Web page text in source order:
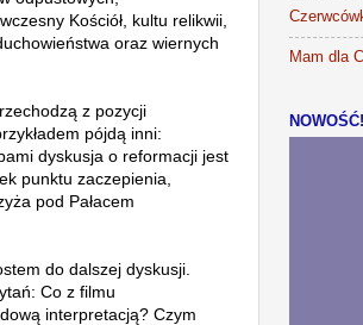
Kościół, kultu relikwii,
oraz wiernych
z pozycji
pójdą inni:
dyskusja o reformacji jest
punktu zaczepienia,
pod Pałacem
do dalszej dyskusji.
Co z filmu
interpretacją? Czym
Mam dla